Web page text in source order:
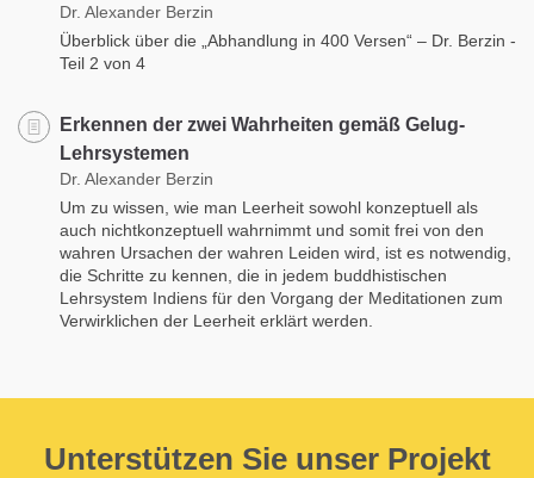
Dr. Alexander Berzin
Überblick über die „Abhandlung in 400 Versen“ – Dr. Berzin -
Teil 2 von 4
Erkennen der zwei Wahrheiten gemäß Gelug-
Lehrsystemen
Dr. Alexander Berzin
Um zu wissen, wie man Leerheit sowohl konzeptuell als
auch nichtkonzeptuell wahrnimmt und somit frei von den
wahren Ursachen der wahren Leiden wird, ist es notwendig,
die Schritte zu kennen, die in jedem buddhistischen
Lehrsystem Indiens für den Vorgang der Meditationen zum
Verwirklichen der Leerheit erklärt werden.
Unterstützen Sie unser Projekt